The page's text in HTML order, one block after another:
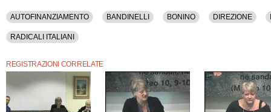
Partito Radicale Nonviolento, Politica, Radicali Italiani.
Questo contenuto è disponibile anche nella sola versione audio.
AUTOFINANZIAMENTO BANDINELLI BONINO DIREZIONE
RADICALI ITALIANI
REGISTRAZIONI CORRELATE